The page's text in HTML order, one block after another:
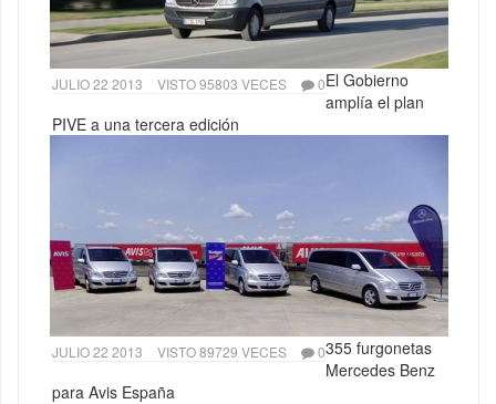
JULIO 22 2013 VISTO 95803 VECES 0El Gobierno
amplía el plan
PIVE a una tercera edición
JULIO 22 2013 VISTO 89729 VECES 0355 furgonetas
Mercedes Benz
para Avis España